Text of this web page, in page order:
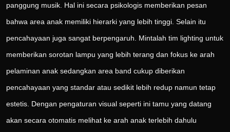
panggung musik. Hal ini secara psikologis memberikan pesan
bahwa area anak memiliki hierarki yang lebih tinggi. Selain itu
pencahayaan juga sangat berpengaruh. Mintalah tim lighting untuk
memberikan sorotan lampu yang lebih terang dan fokus ke arah
pelaminan anak sedangkan area band cukup diberikan
pencahayaan yang standar atau sedikit lebih redup namun tetap
estetis. Dengan pengaturan visual seperti ini tamu yang datang
akan secara otomatis melihat ke arah anak terlebih dahulu